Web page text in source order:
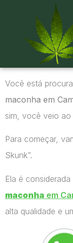
Você está
maconha em
sim, você veio ao
Para começar,
Skunk”.
Ela é
maconha em
alta qualidade e